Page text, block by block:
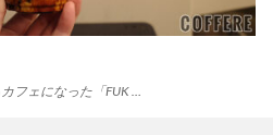
フェになった「FUK …